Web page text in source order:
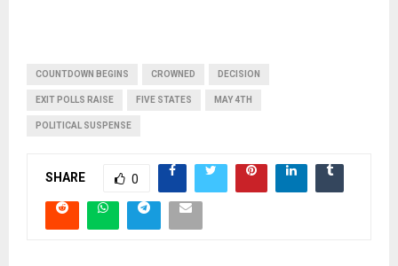
COUNTDOWN BEGINS CROWNED DECISION
EXIT POLLS RAISE FIVE STATES MAY 4TH
POLITICAL SUSPENSE
SHARE 0